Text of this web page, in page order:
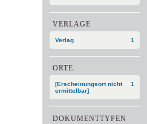
VERLAGE
1
Verlag
ORTE
1
[Erscheinungsort nicht
ermittelbar]
DOKUMENTTYPEN